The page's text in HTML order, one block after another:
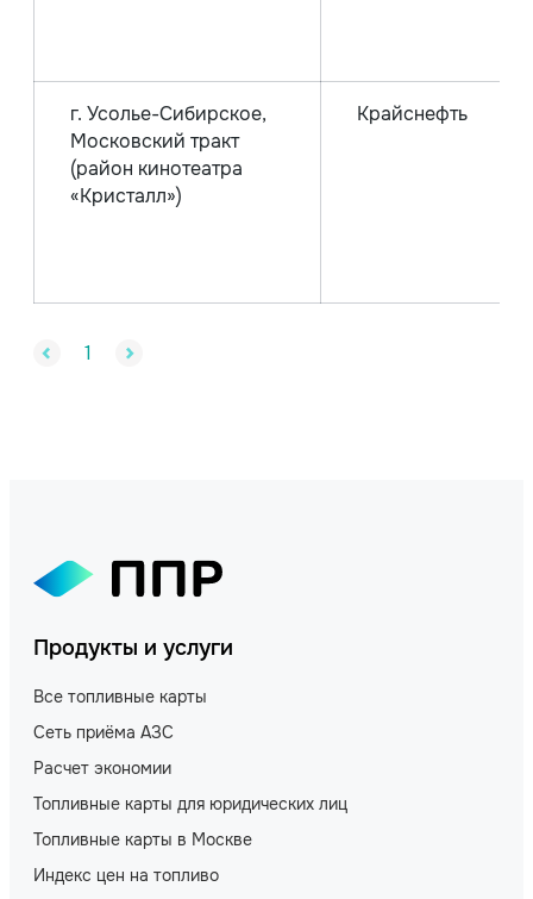
г. Усолье-Сибирское,
Московский тракт
(район кинотеатра
«Кристалл»)
Крайснефть
1
Продукты и услуги
Все топливные карты
Сеть приёма АЗС
Расчет экономии
Топливные карты для юридических лиц
Топливные карты в Москве
Индекс цен на топливо